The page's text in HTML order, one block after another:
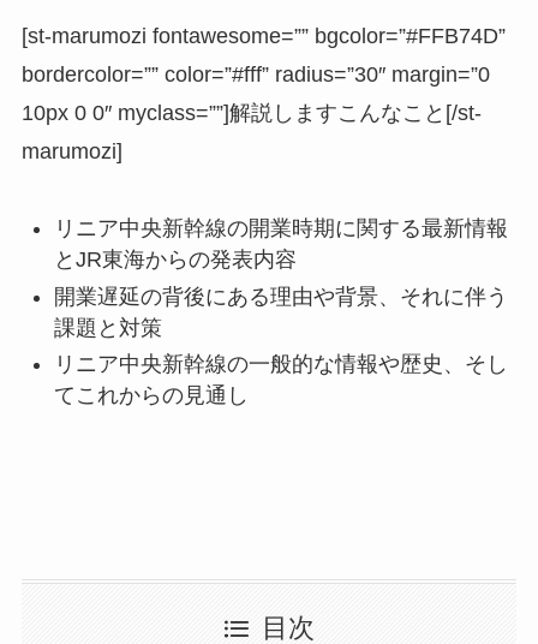
[st-marumozi fontawesome=”” bgcolor=”#FFB74D”
bordercolor=”” color=”#fff” radius=”30″ margin=”0
10px 0 0″ myclass=””]解説しますこんなこと[/st-
marumozi]
リニア中央新幹線の開業時期に関する最新情報
とJR東海からの発表内容
開業遅延の背後にある理由や背景、それに伴う
課題と対策
リニア中央新幹線の一般的な情報や歴史、そし
てこれからの見通し
目次